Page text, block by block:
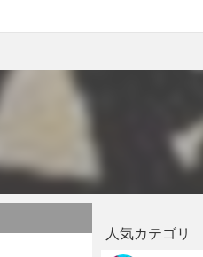
人気カテゴリ